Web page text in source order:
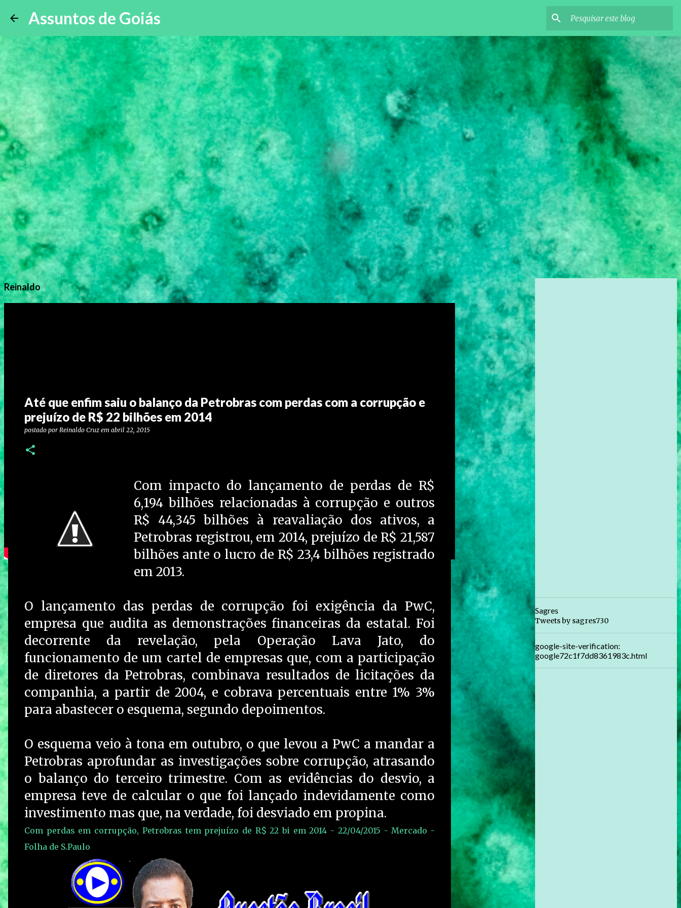
Assuntos de Goiás
Reinaldo
Até que enfim saiu o balanço da Petrobras com perdas com a corrupção e
prejuízo de R$ 22 bilhões em 2014
postado por Reinaldo Cruz em abril 22, 2015
Com impacto do lançamento de perdas de R$
6,194 bilhões relacionadas à corrupção e outros
R$ 44,345 bilhões à reavaliação dos ativos, a
Petrobras registrou, em 2014, prejuízo de R$ 21,587
bilhões ante o lucro de R$ 23,4 bilhões registrado
em 2013.
O lançamento das perdas de corrupção foi exigência da PwC,
empresa que audita as demonstrações financeiras da estatal. Foi
decorrente da revelação, pela Operação Lava Jato, do
funcionamento de um cartel de empresas que, com a participação
de diretores da Petrobras, combinava resultados de licitações da
companhia, a partir de 2004, e cobrava percentuais entre 1% 3%
para abastecer o esquema, segundo depoimentos.
O esquema veio à tona em outubro, o que levou a PwC a mandar a
Petrobras aprofundar as investigações sobre corrupção, atrasando
o balanço do terceiro trimestre. Com as evidências do desvio, a
empresa teve de calcular o que foi lançado indevidamente como
investimento mas que, na verdade, foi desviado em propina.
Com perdas em corrupção, Petrobras tem prejuízo de R$ 22 bi em 2014 - 22/04/2015 - Mercado -
Folha de S.Paulo
Sagres
Tweets by sagres730
google-site-verification:
google72c1f7dd8361983c.html